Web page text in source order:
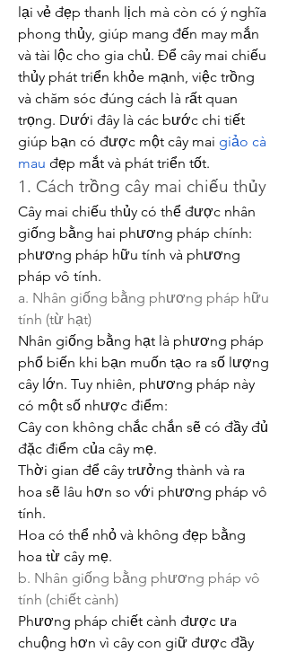
lại vẻ đẹp thanh lịch mà còn có ý nghĩa
phong thủy, giúp mang đến may mắn
và tài lộc cho gia chủ. Để cây mai chiếu
thủy phát triển khỏe mạnh, việc trồng
và chăm sóc đúng cách là rất quan
trọng. Dưới đây là các bước chi tiết
giúp bạn có được một cây mai giảo cà
mau đẹp mắt và phát triển tốt.
1. Cách trồng cây mai chiếu thủy
Cây mai chiếu thủy có thể được nhân
giống bằng hai phương pháp chính:
phương pháp hữu tính và phương
pháp vô tính.
a. Nhân giống bằng phương pháp hữu
tính (từ hạt)
Nhân giống bằng hạt là phương pháp
phổ biến khi bạn muốn tạo ra số lượng
cây lớn. Tuy nhiên, phương pháp này
có một số nhược điểm:
Cây con không chắc chắn sẽ có đầy đủ
đặc điểm của cây mẹ.
Thời gian để cây trưởng thành và ra
hoa sẽ lâu hơn so với phương pháp vô
tính.
Hoa có thể nhỏ và không đẹp bằng
hoa từ cây mẹ.
b. Nhân giống bằng phương pháp vô
tính (chiết cành)
Phương pháp chiết cành được ưa
chuộng hơn vì cây con giữ được đầy